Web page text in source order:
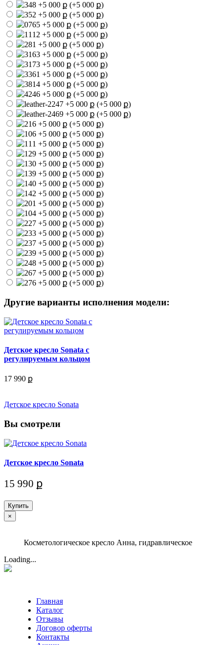
(+5 000 ք)
(+5 000 ք)
(+5 000 ք)
(+5 000 ք)
(+5 000 ք)
(+5 000 ք)
(+5 000 ք)
(+5 000 ք)
(+5 000 ք)
(+5 000 ք)
(+5 000 ք)
(+5 000 ք)
(+5 000 ք)
(+5 000 ք)
(+5 000 ք)
(+5 000 ք)
(+5 000 ք)
(+5 000 ք)
(+5 000 ք)
(+5 000 ք)
(+5 000 ք)
(+5 000 ք)
(+5 000 ք)
(+5 000 ք)
(+5 000 ք)
(+5 000 ք)
(+5 000 ք)
(+5 000 ք)
(+5 000 ք)
Другие варианты исполнения модели:
Детское кресло Sonata с
регулируемым кольцом
17 990 ք
Детское кресло Sonata
Вы смотрели
Детское кресло Sonata
15 990 ք
Купить
×
Косметологическое кресло Анна, гидравлическое
Loading...
Главная
Каталог
Отзывы
Договор оферты
Контакты